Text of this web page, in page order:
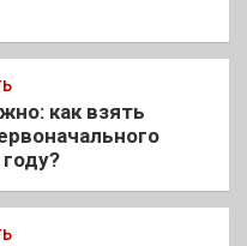
как взять